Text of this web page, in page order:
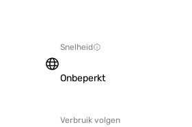
Snelheid
Onbeperkt
Verbruik volgen